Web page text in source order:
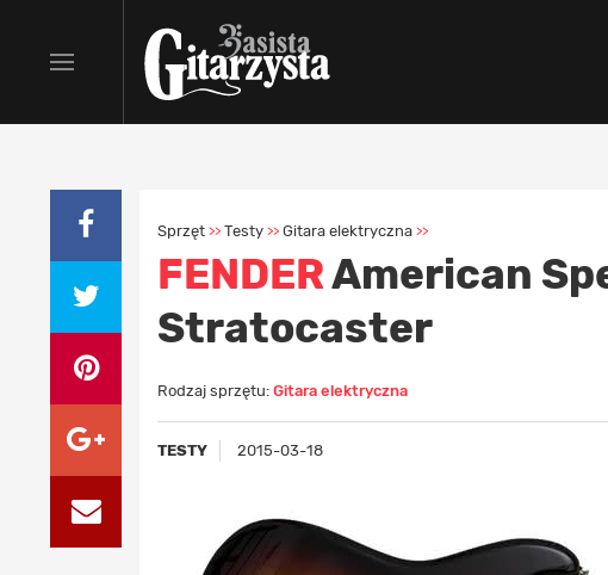
Sprzęt >> Testy >> Gitara elektryczna >>
FENDERAmerican
Stratocaster
Rodzaj sprzętu: Gitara elektryczna
TESTY 2015-03-18